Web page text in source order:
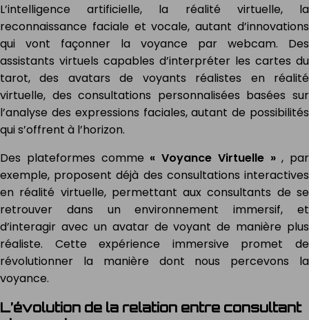
L’intelligence artificielle, la réalité virtuelle, la
reconnaissance faciale et vocale, autant d’innovations
qui vont façonner la voyance par webcam. Des
assistants virtuels capables d’interpréter les cartes du
tarot, des avatars de voyants réalistes en réalité
virtuelle, des consultations personnalisées basées sur
l’analyse des expressions faciales, autant de possibilités
qui s’offrent à l’horizon.
Des plateformes comme « Voyance Virtuelle », par
exemple, proposent déjà des consultations interactives
en réalité virtuelle, permettant aux consultants de se
retrouver dans un environnement immersif, et
d’interagir avec un avatar de voyant de manière plus
réaliste. Cette expérience immersive promet de
révolutionner la manière dont nous percevons la
voyance.
L’évolution de la relation entre consultant